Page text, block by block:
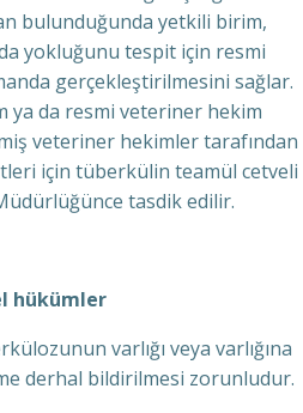
bulunduğunda yetkili birim,
da yokluğunu tespit için resmi
gerçekleştirilmesini sağlar.
ya da resmi veteriner hekim
veteriner hekimler tarafından
için tüberkülin teamül cetveli
tasdik edilir.
hükümler
varlığı veya varlığına
derhal bildirilmesi zorunludur.